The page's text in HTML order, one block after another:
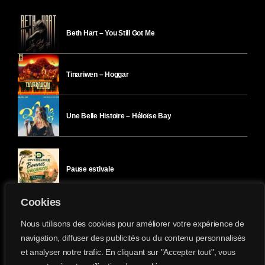
Cookies
Nous utilisons des cookies pour améliorer votre expérience de
navigation, diffuser des publicités ou du contenu personnalisés
et analyser notre trafic. En cliquant sur "Accepter tout", vous
Beth Hart – You Still Got Me
Tinariwen – Hoggar
Une Belle Histoire – Héloïse Bay
Pause estivale
Ici l’Ombre – mardi 28 juillet